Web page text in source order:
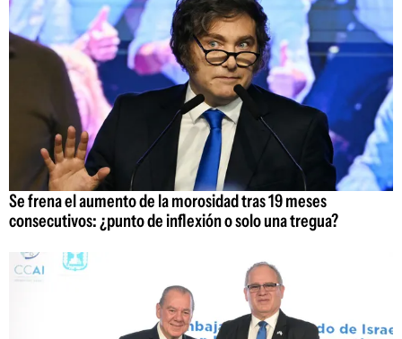
Se frena el aumento de la morosidad tras 19 meses
consecutivos: ¿punto de inflexión o solo una tregua?